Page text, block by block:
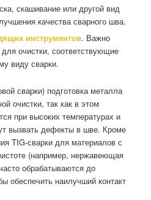
скашивание или другой вид
качества сварного шва.
инструментов. Важно
очистки, соответствующие
виду сварки.
сварки) подготовка металла
очистки, так как в этом
при высоких температурах и
вызвать дефекты в шве. Кроме
TIG-сварки для материалов с
(например, нержавеющая
обрабатываются до
обеспечить наилучший контакт